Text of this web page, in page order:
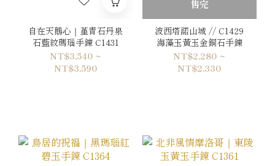
自在天鵝心｜堇青石丹泉
石藍紋瑪瑙手鍊 C1431
NT$3,540 ~
NT$3,590
售完
波西塔諾山城 // C1429
海藻玉黃玉金銅石手鍊
NT$2,280 ~
NT$2,330